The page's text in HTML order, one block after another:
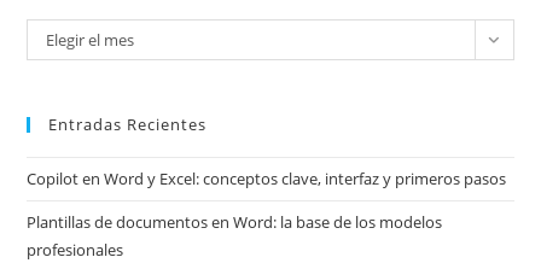
Mira
mis
Elegir el mes
Entradas Recientes
Copilot en Word y Excel: conceptos clave, interfaz y primeros pasos
Plantillas de documentos en Word: la base de los modelos
profesionales